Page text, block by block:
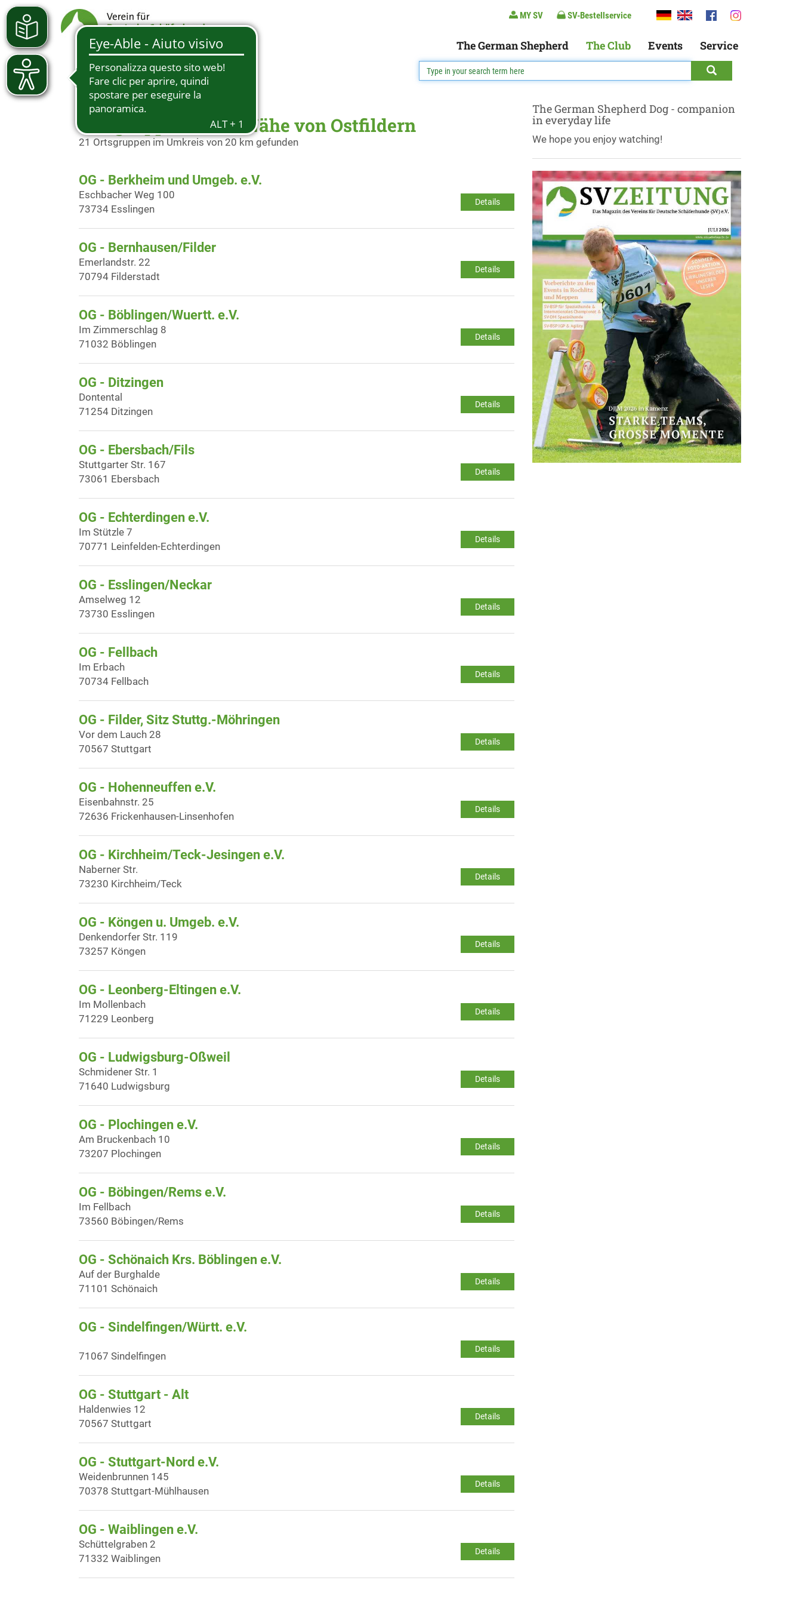
MY SV SV-Bestellservice
The German Shepherd The Club Events Service
Ortsgruppen in der Nähe von Ostfildern
21 Ortsgruppen im Umkreis von 20 km gefunden
OG - Berkheim und Umgeb. e.V.
Details
Eschbacher Weg 100
73734 Esslingen
OG - Bernhausen/Filder
Details
Emerlandstr. 22
70794 Filderstadt
OG - Böblingen/Wuertt. e.V.
Details
Im Zimmerschlag 8
71032 Böblingen
OG - Ditzingen
Details
Dontental
71254 Ditzingen
OG - Ebersbach/Fils
Details
Stuttgarter Str. 167
73061 Ebersbach
OG - Echterdingen e.V.
Details
Im Stützle 7
70771 Leinfelden-Echterdingen
OG - Esslingen/Neckar
Details
Amselweg 12
73730 Esslingen
OG - Fellbach
Details
Im Erbach
70734 Fellbach
OG - Filder, Sitz Stuttg.-Möhringen
Details
Vor dem Lauch 28
70567 Stuttgart
OG - Hohenneuffen e.V.
Details
Eisenbahnstr. 25
72636 Frickenhausen-Linsenhofen
OG - Kirchheim/Teck-Jesingen e.V.
Details
Naberner Str.
73230 Kirchheim/Teck
OG - Köngen u. Umgeb. e.V.
Details
Denkendorfer Str. 119
73257 Köngen
OG - Leonberg-Eltingen e.V.
Details
Im Mollenbach
71229 Leonberg
OG - Ludwigsburg-Oßweil
Details
Schmidener Str. 1
71640 Ludwigsburg
OG - Plochingen e.V.
Details
Am Bruckenbach 10
73207 Plochingen
OG - Böbingen/Rems e.V.
Details
Im Fellbach
73560 Böbingen/Rems
OG - Schönaich Krs. Böblingen e.V.
Details
Auf der Burghalde
71101 Schönaich
OG - Sindelfingen/Württ. e.V.
Details
71067 Sindelfingen
OG - Stuttgart - Alt
Details
Haldenwies 12
70567 Stuttgart
OG - Stuttgart-Nord e.V.
Details
Weidenbrunnen 145
70378 Stuttgart-Mühlhausen
OG - Waiblingen e.V.
Details
Schüttelgraben 2
71332 Waiblingen
The German Shepherd Dog - companion
in everyday life
We hope you enjoy watching!